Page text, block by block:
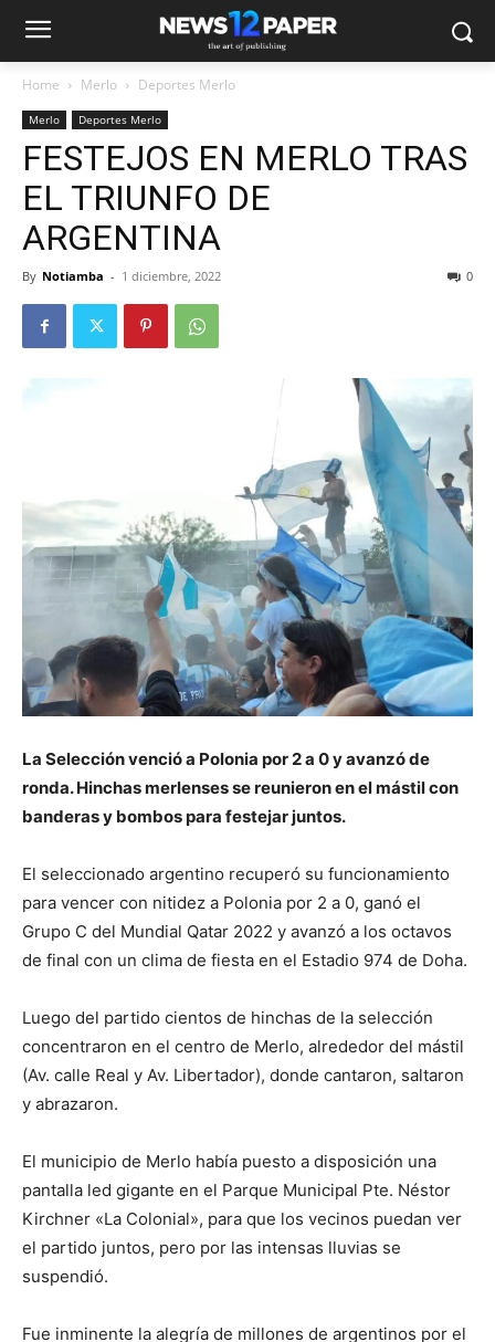
Home Merlo Deportes Merlo
Merlo Deportes Merlo
FESTEJOS EN MERLO TRAS
EL TRIUNFO DE
ARGENTINA
By Notiamba - 1 diciembre, 2022 0
La Selección venció a Polonia por 2 a 0 y avanzó de
ronda. Hinchas merlenses se reunieron en el mástil con
banderas y bombos para festejar juntos.
El seleccionado argentino recuperó su funcionamiento
para vencer con nitidez a Polonia por 2 a 0, ganó el
Grupo C del Mundial Qatar 2022 y avanzó a los octavos
de final con un clima de fiesta en el Estadio 974 de Doha.
Luego del partido cientos de hinchas de la selección
concentraron en el centro de Merlo, alrededor del mástil
(Av. calle Real y Av. Libertador), donde cantaron, saltaron
y abrazaron.
El municipio de Merlo había puesto a disposición una
pantalla led gigante en el Parque Municipal Pte. Néstor
Kirchner «La Colonial», para que los vecinos puedan ver
el partido juntos, pero por las intensas lluvias se
suspendió.
Fue inminente la alegría de millones de argentinos por el